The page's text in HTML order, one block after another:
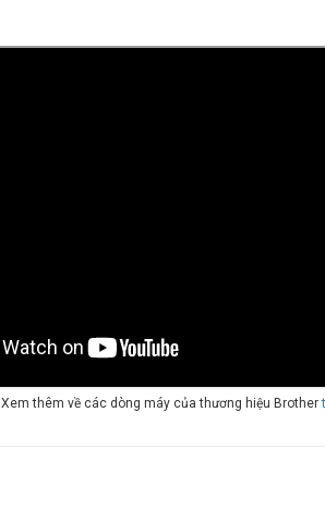
Xem thêm về các dòng máy của thương hiệu Brother